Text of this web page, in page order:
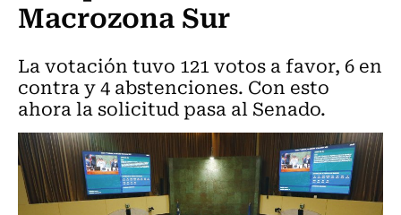
Macrozona Sur
La votación tuvo 121 votos a favor, 6 en
contra y 4 abstenciones. Con esto
ahora la solicitud pasa al Senado.